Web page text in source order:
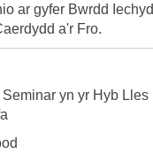
ar gyfer Bwrdd Iechyd
a'r Fro.
yn yr Hyb Lles